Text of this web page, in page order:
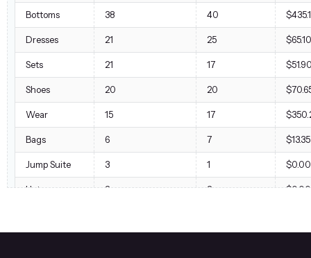
Bottoms 38 40
Dresses 21 25 $65.10
Sets 21 17
Shoes 20 20
Wear 15 17
Bags 6 7 $13.35
Jump Suite 3 1 $0.00
Hats 2 2 $0.00